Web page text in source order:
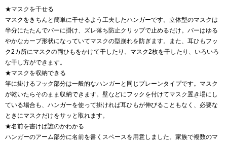
★マスクを干せる
マスクをきちんと簡単に干せるよう工夫したハンガーです。立体型のマスクは
半分にたたんでバーに掛け、ズレ落ち防止クリップで止めるだけ。バーはゆる
やかなカーブ形状になっていてマスクの型崩れを防ぎます。また、耳ひもフッ
ク2カ所にマスクの両ひもをかけて干したり、マスク2枚を干したり、いろいろ
な干し方ができます。
★マスクを収納できる
竿に掛けるフック部分は一般的なハンガーと同じプレーンタイプです。マスク
が乾いたらそのまま収納できます。壁などにフックを付けてマスク置き場にし
ている場合も、ハンガーを使って掛ければ耳ひもが伸びることもなく、必要な
ときにマスクだけをサッと取れます。
★名前を書けば誰のかわかる
ハンガーのアーム部分に名前を書くスペースを用意しました。家族で複数のマ